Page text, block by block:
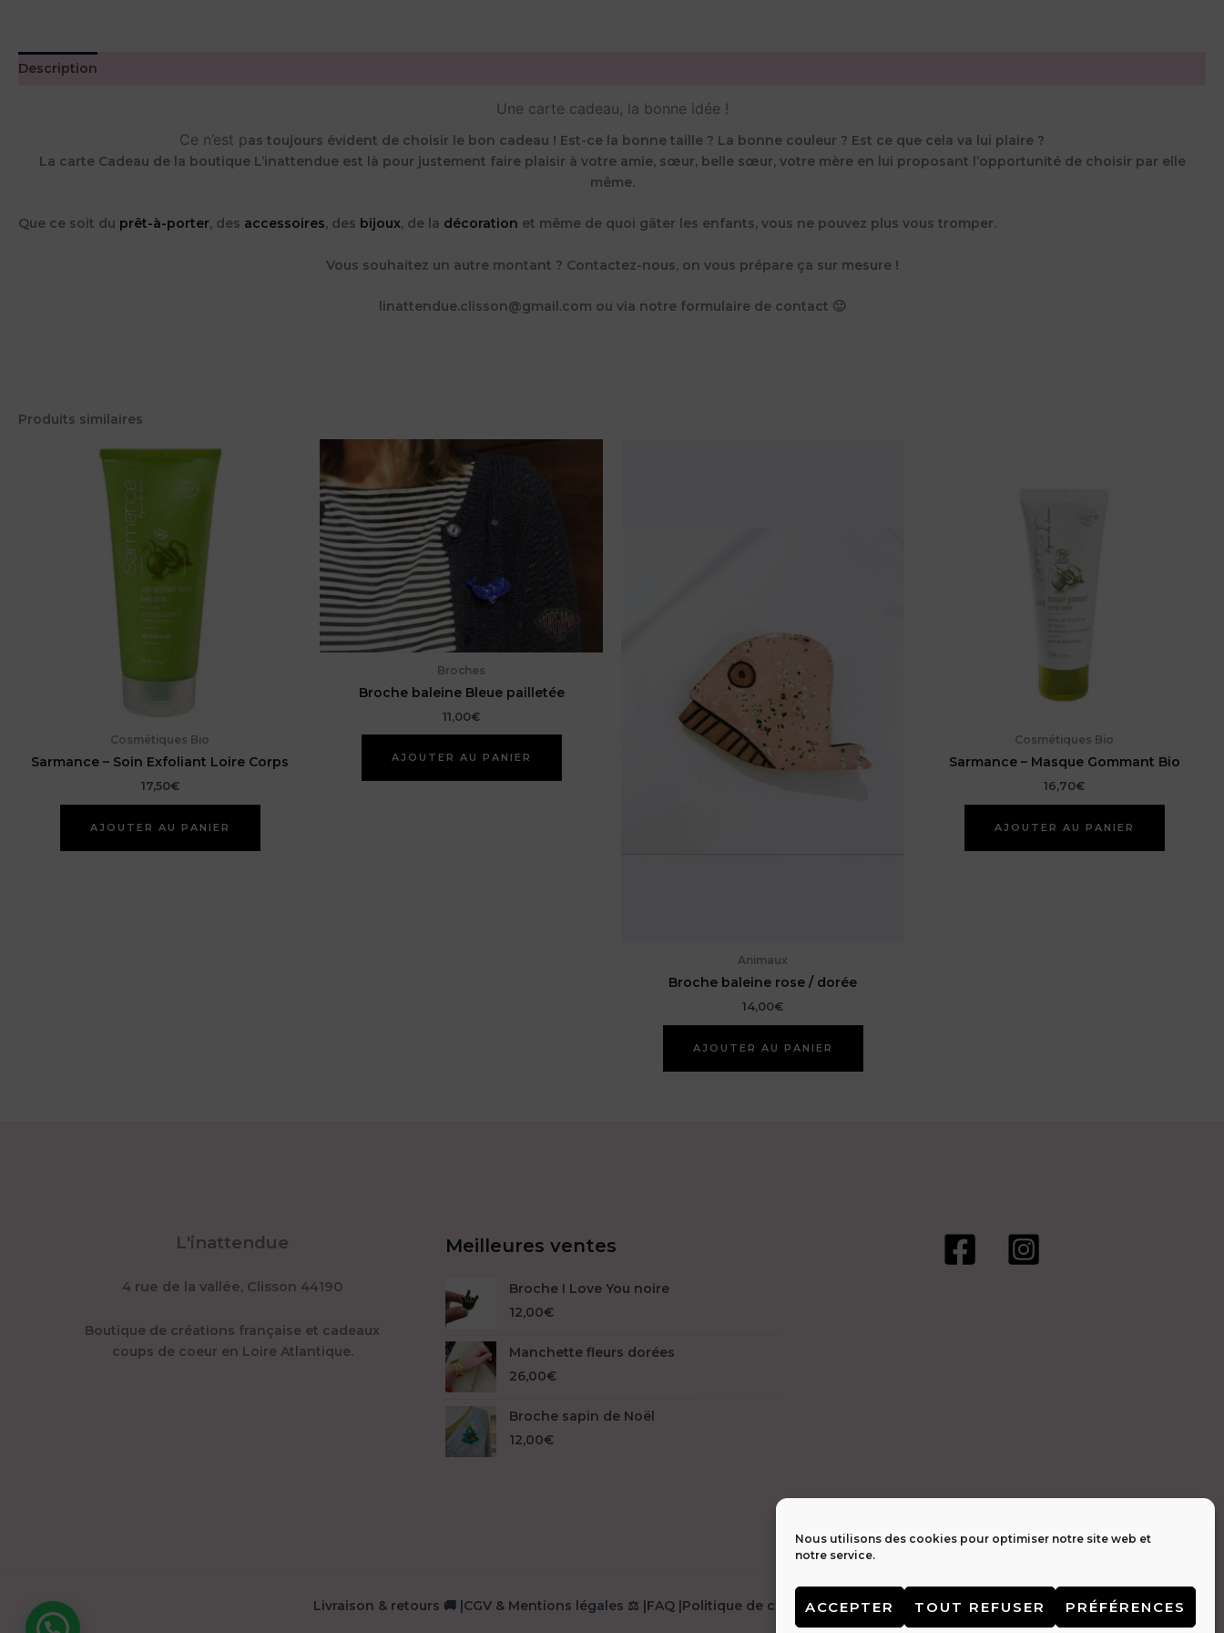
Nous utilisons des cookies pour optimiser notre site web et
notre service.
ACCEPTER TOUT REFUSER PRÉFÉRENCES
Description
Une carte cadeau, la bonne idée !
Ce n’est pas toujours évident de choisir le bon cadeau ! Est-ce la bonne taille ? La bonne couleur ? Est ce que cela va lui plaire ?
La carte Cadeau de la boutique L’inattendue est là pour justement faire plaisir à votre amie, sœur, belle sœur, votre mère en lui proposant l’opportunité de choisir par elle
même.
Que ce soit du prêt-à-porter, des accessoires, des bijoux, de la décoration et même de quoi gâter les enfants, vous ne pouvez plus vous tromper.
Vous souhaitez un autre montant ? Contactez-nous, on vous prépare ça sur mesure !
linattendue.clisson@gmail.com ou via notre formulaire de contact 🙂
Produits similaires
Cosmétiques Bio
Sarmance – Soin Exfoliant Loire Corps
17,50€
AJOUTER AU PANIER
Broches
Broche baleine Bleue pailletée
11,00€
AJOUTER AU PANIER
Animaux
Broche baleine rose / dorée
14,00€
AJOUTER AU PANIER
Cosmétiques Bio
Sarmance – Masque Gommant Bio
16,70€
AJOUTER AU PANIER
L'inattendue
4 rue de la vallée, Clisson 44190
Boutique de créations française et cadeaux
coups de coeur en Loire Atlantique.
Meilleures ventes
Broche I Love You noire
12,00€
Manchette fleurs dorées
26,00€
Broche sapin de Noël
12,00€
Livraison & retours 🚚 |CGV & Mentions légales ⚖️ |FAQ |Politique de confidentialité 🔒|Contact 📩